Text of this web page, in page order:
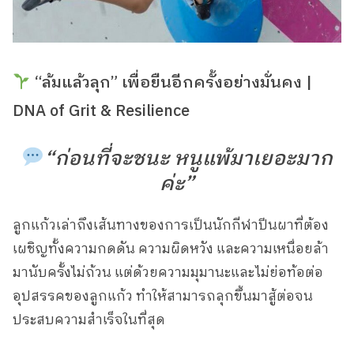
“ล้มแล้วลุก” เพื่อยืนอีกครั้งอย่างมั่นคง |
DNA of Grit & Resilience
“ก่อนที่จะชนะ หนูแพ้มาเยอะมาก
ค่ะ”
ลูกแก้วเล่าถึงเส้นทางของการเป็นนักกีฬาปีนผาที่ต้อง
เผชิญทั้งความกดดัน ความผิดหวัง และความเหนื่อยล้า
มานับครั้งไม่ถ้วน แต่ด้วยความมุมานะและไม่ย่อท้อต่อ
อุปสรรคของลูกแก้ว ทำให้สามารถลุกขึ้นมาสู้ต่อจน
ประสบความสำเร็จในที่สุด